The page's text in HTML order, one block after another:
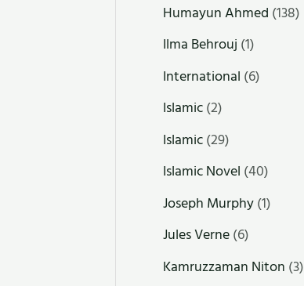
Humayun Ahmed (138)
Ilma Behrouj (1)
International (6)
Islamic(2)
Islamic(29)
Islamic Novel (40)
Joseph Murphy(1)
Jules Verne(6)
Kamruzzaman Niton (3)